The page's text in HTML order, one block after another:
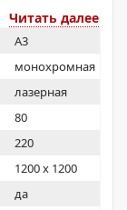
Читать далее
A3
монохромная
лазерная
80
220
1200 x 1200
да